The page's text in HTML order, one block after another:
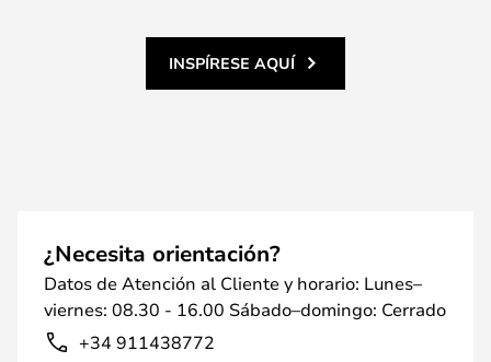
INSPÍRESE AQUÍ
¿Necesita orientación?
Datos de Atención al Cliente y horario: Lunes–
viernes: 08.30 - 16.00 Sábado–domingo: Cerrado
+34 911438772